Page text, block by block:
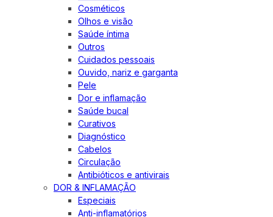
Cosméticos
Olhos e visão
Saúde íntima
Outros
Cuidados pessoais
Ouvido, nariz e garganta
Pele
Dor e inflamação
Saúde bucal
Curativos
Diagnóstico
Cabelos
Circulação
Antibióticos e antivirais
DOR & INFLAMAÇÃO
Especiais
Anti-inflamatórios